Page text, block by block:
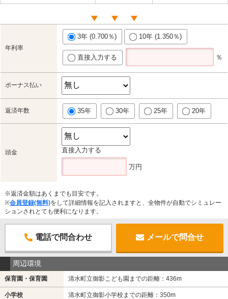
年利率
3年 (0.700％) 10年 (1.350％)
直接入力する ％
ボーナス払い
返済年数 35年 30年 25年 20年
頭金 直接入力する
万円
※返済金額はあくまでも目安です。
※会員登録(無料)をして詳細情報を記入されますと、全物件が自動でシミュレー
ションされとても便利になります。
電話で問合わせ メールで問合せ
周辺環境
保育園・保育園 清水町立御影こども園までの距離：436m
小学校 清水町立御影小学校までの距離：350m